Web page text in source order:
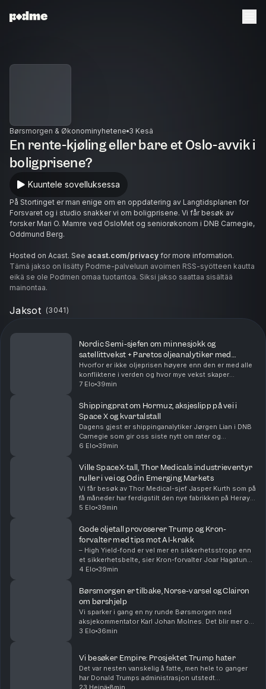
Børsmorgen & Økonominyhetene 3 Kesä
En rente-kjøling eller bare et Oslo-avvik i
boligprisene?
Kuuntele sovelluksessa
På Stortinget er man enige om en oppdatering av Langtidsplanen for
Forsvaret og i studio snakker vi om boligprisene. Vi får besøk av
forsker Mari O. Mamre ved OsloMet og seniorøkonom i DNB Carnegie,
Oddmund Berg.
Hosted on Acast. See acast.com/privacy for more information.
Tämä jakso on lisätty Podme-palveluun avoimen RSS-syötteen kautta
eikä se ole Podmen omaa tuotantoa. Siksi jakso saattaa sisältää
mainontaa.
Jaksot (3041)
Nordic Semi-sjefen om minnesjokk og
satellittvekst + Paretos oljeanalytiker med
Hormuz-rapport
Hvorfor er ikke oljeprisen høyere enn den er med alle
konfliktene i verden og hvor mye vekst skaper
satellittsatsingen som skjer i teknologibransjen? Vi
7 Elo 39min
Shippingprat om Hormuz, aksjeslipp på vei i
Space X og kvartalstall
Dagens gjest er shippinganalytiker Jørgen Lian i DNB
Carnegie som gir oss siste nytt om rater og
situasjonen i Hormuzstredet. Vi sparker i gang
Nor...
6 Elo 39min
Ville SpaceX-tall, Thor Medicals industrieventyr
ruller i vei og Odin Emerging Markets
Vi får besøk av Thor Medical-sjef Jasper Kurth som på
få måneder har ferdigstilt den nye fabrikken på Herøya
og levert første kundeordre. Odin-forvalter Dan Erik
5 Elo 39min
Gode oljetall provoserer Trump og Kron-
forvalter med tips mot AI-krakk
– High Yield-fond er vel mer en sikkerhetsstropp enn
et sikkerhetsbelte, sier Kron-forvalter Joar Hagatun
som diskuterer strategier for de som er redd for et AI-
4 Elo 39min
Børsmorgen er tilbake, Norse-varsel og Clairon
om børshjelp
Vi sparker i gang en ny runde Børsmorgen med
aksjekommentator Karl Johan Molnes. Det blir mer om
resultatvarselet fra flyselskapet Norse, utviklingen i
3 Elo 36min
Vi besøker Empire: Prosjektet Trump hater
Det var nesten vanskelig å fatte, men hele to ganger
har Donald Trumps administrasjon utstedt
stoppordrer for det godkjente gigantprosjektet innen
23 Heinä 8min